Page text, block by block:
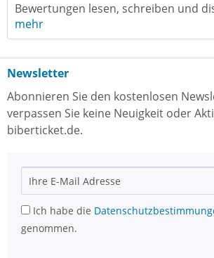
Bewertungen lesen, schreiben und
mehr
Newsletter
Abonnieren Sie den kostenlosen
verpassen Sie keine Neuigkeit oder
biberticket.de.
Ich habe die
genommen.